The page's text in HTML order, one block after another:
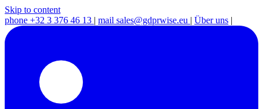
Skip to content
phone +32 3 376 46 13 | mail sales@gdprwise.eu | Über uns |